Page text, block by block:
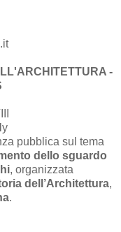
-
pubblica sul tema
dello sguardo
, organizzata
dell’Architettura,
.